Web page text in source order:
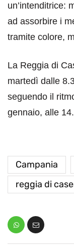
un’intenditrice:
ad assorbire i
tramite colore,
La Reggia di
martedì dalle
seguendo il
gennaio, alle
Campania
reggia di